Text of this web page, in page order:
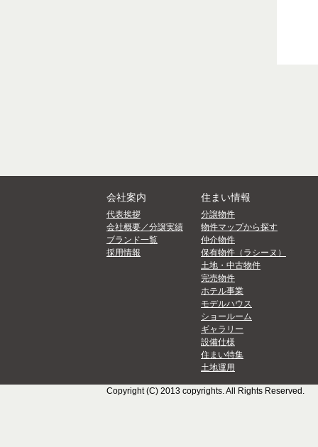
会社案内
代表挨拶
会社概要／分譲実績
ブランド一覧
採用情報
住まい情報
分譲物件
物件マップから探す
仲介物件
保有物件（ラシーヌ）
土地・中古物件
完売物件
ホテル事業
モデルハウス
ショールーム
ギャラリー
設備仕様
住まい特集
土地運用
Copyright (C) 2013 copyrights. All Rights Reserved.